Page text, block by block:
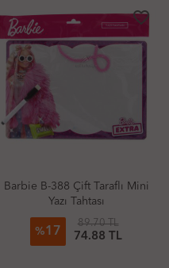
favorite_border
Barbie B-388 Çift Taraflı Mini
Yazı Tahtası
%17
89.70 TL
74.88 TL